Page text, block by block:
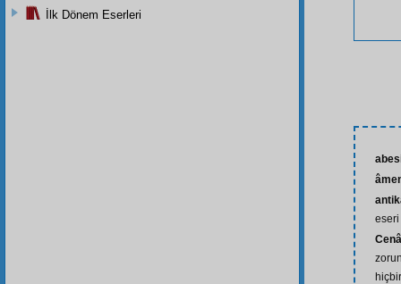
eseri
İlk Dönem Eserleri